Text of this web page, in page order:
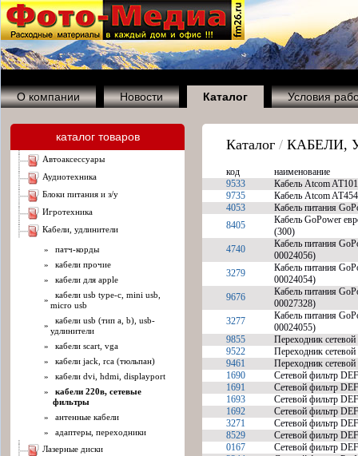
О компании Новости Каталог Условия
каталог товаров
автоаксессуары
аудиотехника
блоки питания и з/у
игротехника
кабели, удлинители
»
патч-корды
»
кабели прочие
»
кабели для apple
»
кабели usb type-c, mini usb,
micro usb
»
кабели usb (тип a, b), usb-
удлинители
»
кабели scart, vga
»
кабели jack, rca (тюльпан)
»
кабели dvi, hdmi, displayport
»
кабели 220в, сетевые
фильтры
»
антенные кабели
»
адаптеры, переходники
лазерные диски
Каталог / КАБЕЛИ,
код
наименование
9533
Кабель Atcom
9735
Кабель Atcom
4053
Кабель питания
8405
Кабель GoPower
(300)
4740
Кабель питания
00024056)
3279
Кабель питания
00024054)
9676
Кабель питания
00027328)
3277
Кабель питания
00024055)
9855
Переходник
9522
Переходник
9461
Переходник
1690
Сетевой фильтр
1691
Сетевой фильтр
1693
Сетевой фильтр
1692
Сетевой фильтр
3271
Сетевой фильтр
8529
Сетевой фильтр
0167
Сетевой фильтр